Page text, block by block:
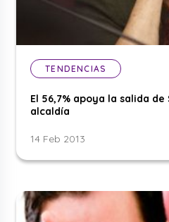
TENDENCIAS
El 56,7% apoya la salida
alcaldía
14 Feb 2013